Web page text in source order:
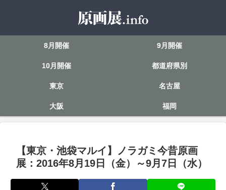
8月開催 9月開催
10月開催 都道府県別
東京 名古屋
大阪 福岡
【東京・池袋マルイ】ノラガミ今昔原画
展：2016年8月19日（金）～9月7日（水）